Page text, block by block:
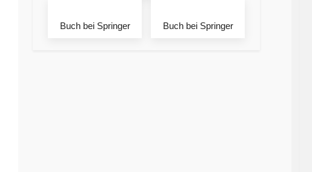
Buch bei Springer Buch bei Springer